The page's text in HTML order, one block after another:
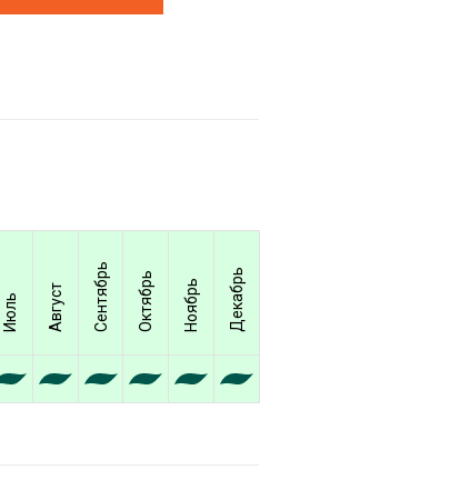
Июль Август Сентябрь Октябрь Ноябрь Декабрь